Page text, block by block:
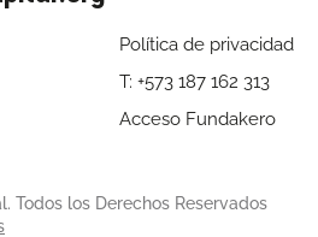
Política de privacidad
T: +573 187 162 313
Acceso Fundakero
Todos los Derechos Reservados